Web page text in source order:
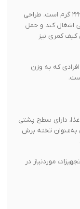
مزایای این ست، وزن تنها ۲۲۲ گرم است. طراحی
کند و حمل
کمری نیز
که به وزن
دارای سطح پشتی
تخته برش
موردنیاز در